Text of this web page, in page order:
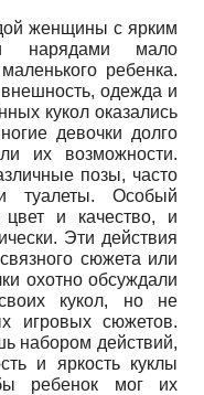
женщины с ярким
нарядами мало
ребенка.
одежда и
кукол оказались
девочки долго
их возможности.
позы, часто
туалеты. Особый
и качество, и
Эти действия
сюжета или
охотно обсуждали
кукол, но не
игровых сюжетов.
набором действий,
и яркость куклы
ребенок мог их